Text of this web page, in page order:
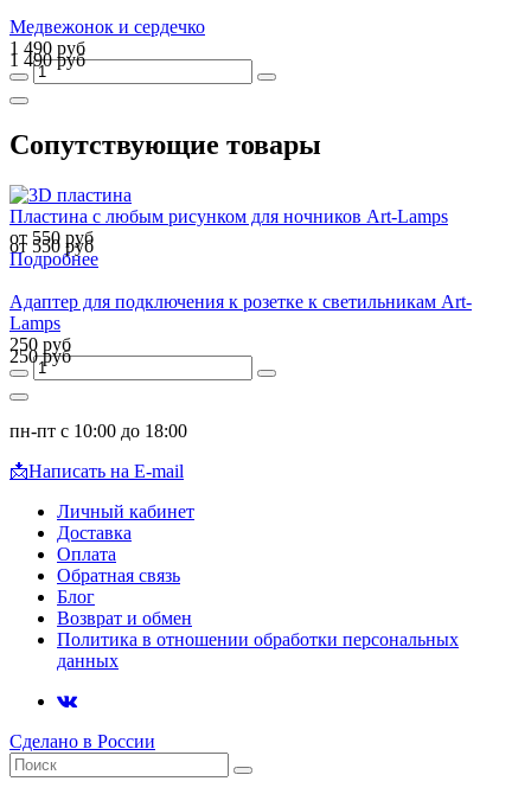
Медвежонок и сердечко
1 490 руб
1 490 руб
Сопутствующие товары
Пластина с любым рисунком для ночников Art-Lamps
от 550 руб
от 550 руб
Подробнее
Адаптер для подключения к розетке к светильникам Art-
Lamps
250 руб
250 руб
пн-пт с 10:00 до 18:00
📩Написать на E-mail
Личный кабинет
Доставка
Оплата
Обратная связь
Блог
Возврат и обмен
Политика в отношении обработки персональных
данных
Сделано в России